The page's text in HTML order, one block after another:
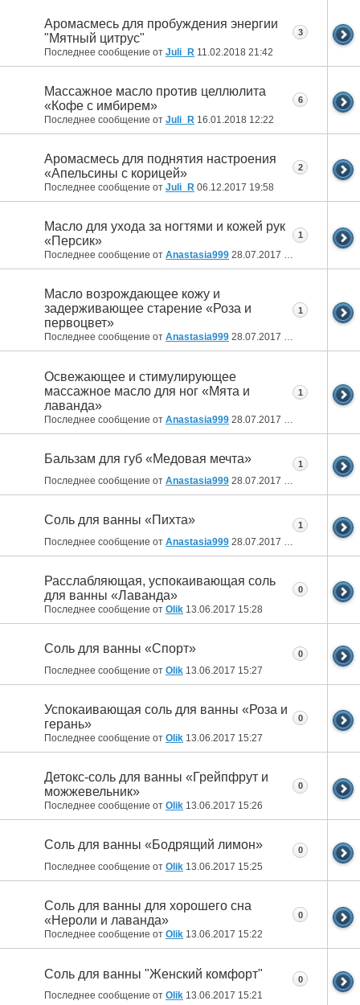
Аромасмесь для пробуждения энергии
"Мятный цитрус"
Последнее сообщение от Juli_R 11.02.2018 21:42
3
Массажное масло против целлюлита
«Кофе с имбирем»
Последнее сообщение от Juli_R 16.01.2018 12:22
6
Аромасмесь для поднятия настроения
«Апельсины с корицей»
Последнее сообщение от Juli_R 06.12.2017 19:58
2
Масло для ухода за ногтями и кожей рук
«Персик»
Последнее сообщение от Anastasia999 28.07.2017 13:31
1
Масло возрождающее кожу и
задерживающее старение «Роза и
первоцвет»
Последнее сообщение от Anastasia999 28.07.2017 13:29
1
Освежающее и стимулирующее
массажное масло для ног «Мята и
лаванда»
Последнее сообщение от Anastasia999 28.07.2017
1
Бальзам для губ «Медовая мечта»
Последнее сообщение от Anastasia999 28.07.2017
1
Соль для ванны «Пихта»
Последнее сообщение от Anastasia999 28.07.2017
1
Расслабляющая, успокаивающая соль
для ванны «Лаванда»
Последнее сообщение от Olik 13.06.2017 15:28
0
Соль для ванны «Спорт»
Последнее сообщение от Olik 13.06.2017 15:27
0
Успокаивающая соль для ванны «Роза и
герань»
Последнее сообщение от Olik 13.06.2017 15:27
0
Детокс-соль для ванны «Грейпфрут и
можжевельник»
Последнее сообщение от Olik 13.06.2017 15:26
0
Соль для ванны «Бодрящий лимон»
Последнее сообщение от Olik 13.06.2017 15:25
0
Соль для ванны для хорошего сна
«Нероли и лаванда»
Последнее сообщение от Olik 13.06.2017 15:22
0
Соль для ванны "Женский комфорт"
Последнее сообщение от Olik 13.06.2017 15:21
0